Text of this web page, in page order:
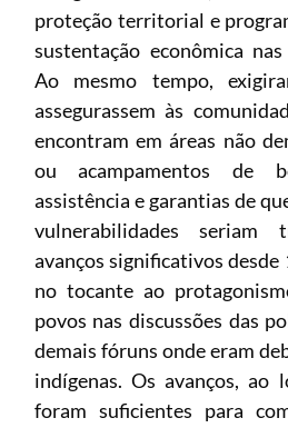
proteção territorial e
sustentação econômica
Ao mesmo tempo,
assegurassem às
encontram em áreas não
ou acampamentos de
assistência e garantias de
vulnerabilidades seriam
avanços significativos
no tocante ao
povos nas discussões das
demais fóruns onde eram
indígenas. Os avanços, ao
foram suficientes para